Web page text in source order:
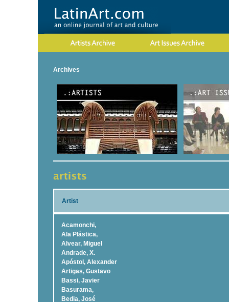
Archives
Artist
Acamonchi,
Ala Plástica,
Alvear, Miguel
Andrade, X.
Apóstol, Alexander
Artigas, Gustavo
Bassi, Javier
Basurama,
Bedia, José